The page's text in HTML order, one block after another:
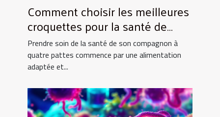
Comment choisir les meilleures
croquettes pour la santé de
votre animal ?
Prendre soin de la santé de son compagnon à
quatre pattes commence par une alimentation
adaptée et...